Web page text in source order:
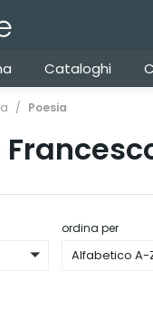
Cataloghi
Poesia
ordina per
Alfabetico A-